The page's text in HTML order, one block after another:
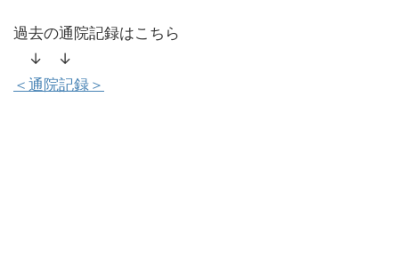
過去の通院記録はこちら
↓ ↓
＜通院記録＞